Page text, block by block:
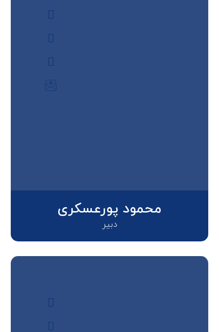
محمود پورعسکری
دبیر